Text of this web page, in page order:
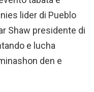
lider di Pueblo
Shaw presidente di
e lucha
den e